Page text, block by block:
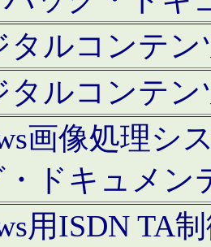
タルコンテ
タルコンテ
画像処理シ
ドキュメン
用ISDN TA